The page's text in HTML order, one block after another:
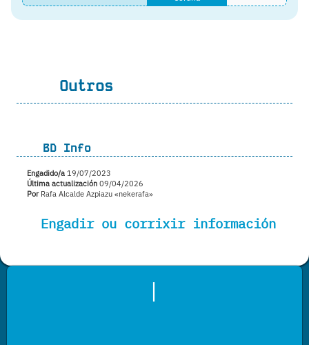
Outros
BD Info
Engadido/a 19/07/2023
Última actualización 09/04/2026
PorRafa Alcalde Azpiazu «nekerafa»
Engadir ou corrixir información
|